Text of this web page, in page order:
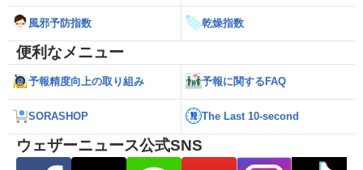
風邪予防指数 乾燥指数
便利なメニュー
予報精度向上の取り組み 予報に関するFAQ
SORASHOP The Last 10-second
ウェザーニュース公式SNS